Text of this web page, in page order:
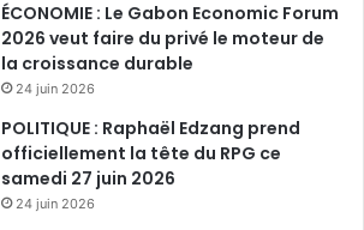
ÉCONOMIE : Le Gabon Economic Forum
2026 veut faire du privé le moteur de
la croissance durable
24 juin 2026
POLITIQUE : Raphaël Edzang prend
officiellement la tête du RPG ce
samedi 27 juin 2026
24 juin 2026